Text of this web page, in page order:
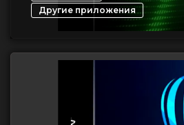
Другие приложения